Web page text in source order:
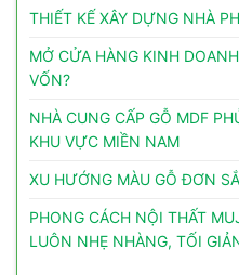
THIẾT KẾ XÂY DỰNG NHÀ
MỞ CỬA HÀNG KINH
VỐN?
NHÀ CUNG CẤP GỖ MDF
KHU VỰC MIỀN NAM
XU HƯỚNG MÀU GỖ ĐƠN
PHONG CÁCH NỘI THẤT
LUÔN NHẸ NHÀNG, TỐI